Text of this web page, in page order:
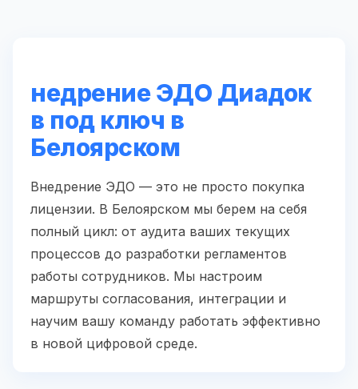
недрение ЭДО Диадок
в под ключ в
Белоярском
Внедрение ЭДО — это не просто покупка
лицензии. В Белоярском мы берем на себя
полный цикл: от аудита ваших текущих
процессов до разработки регламентов
работы сотрудников. Мы настроим
маршруты согласования, интеграции и
научим вашу команду работать эффективно
в новой цифровой среде.